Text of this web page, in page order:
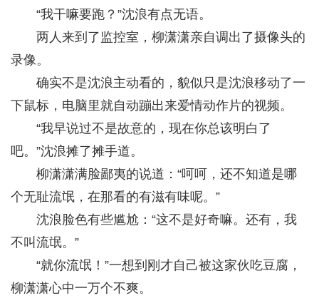
“我干嘛要跑？”沈浪有点无语。
两人来到了监控室，柳潇潇亲自调出了摄像头的
录像。
确实不是沈浪主动看的，貌似只是沈浪移动了一
下鼠标，电脑里就自动蹦出来爱情动作片的视频。
“我早说过不是故意的，现在你总该明白了
吧。”沈浪摊了摊手道。
柳潇潇满脸鄙夷的说道：“呵呵，还不知道是哪
个无耻流氓，在那看的有滋有味呢。”
沈浪脸色有些尴尬：“这不是好奇嘛。还有，我
不叫流氓。”
“就你流氓！”一想到刚才自己被这家伙吃豆腐，
柳潇潇心中一万个不爽。